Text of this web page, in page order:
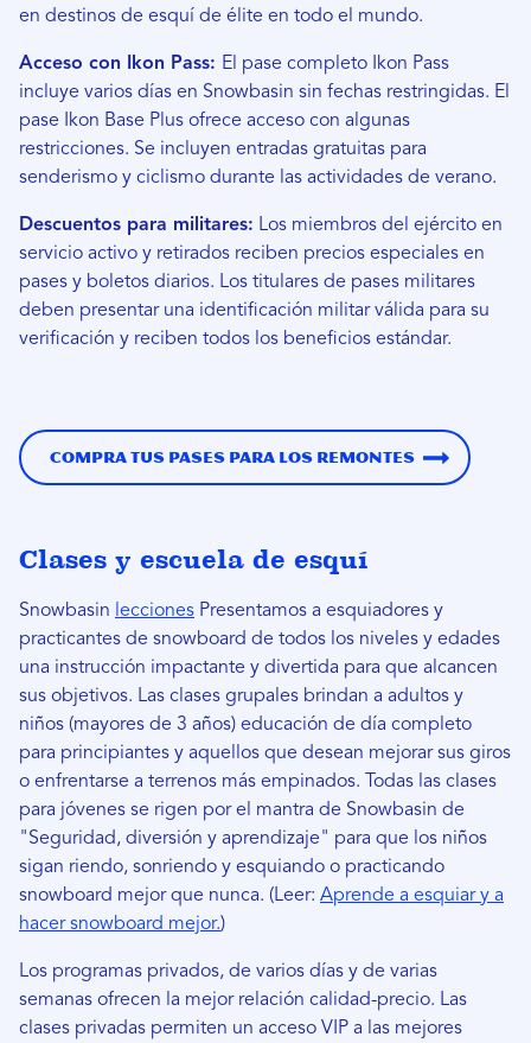
en destinos de esquí de élite en todo el mundo.
Acceso con Ikon Pass: El pase completo Ikon Pass
incluye varios días en Snowbasin sin fechas restringidas. El
pase Ikon Base Plus ofrece acceso con algunas
restricciones. Se incluyen entradas gratuitas para
senderismo y ciclismo durante las actividades de verano.
Descuentos para militares: Los miembros del ejército en
servicio activo y retirados reciben precios especiales en
pases y boletos diarios. Los titulares de pases militares
deben presentar una identificación militar válida para su
verificación y reciben todos los beneficios estándar.
Compra tus pases para los remontes
Clases y escuela de esquí
Snowbasin lecciones Presentamos a esquiadores y
practicantes de snowboard de todos los niveles y edades
una instrucción impactante y divertida para que alcancen
sus objetivos. Las clases grupales brindan a adultos y
niños (mayores de 3 años) educación de día completo
para principiantes y aquellos que desean mejorar sus giros
o enfrentarse a terrenos más empinados. Todas las clases
para jóvenes se rigen por el mantra de Snowbasin de
"Seguridad, diversión y aprendizaje" para que los niños
sigan riendo, sonriendo y esquiando o practicando
snowboard mejor que nunca. (Leer: Aprende a esquiar y a
hacer snowboard mejor.)
Los programas privados, de varios días y de varias
semanas ofrecen la mejor relación calidad-precio. Las
clases privadas permiten un acceso VIP a las mejores